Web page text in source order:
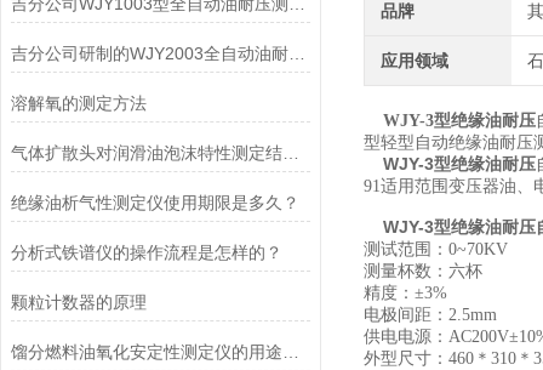
吉分公司研制的WJY2003全自动油耐压测定仪
溶解氧的测定方法
气体扩散头对润滑油泡沫特性测定结果的影响
绝缘油析气性测定仪使用期限是多久？
分析式铁谱仪的操作流程是怎样的？
颗粒计数器的原理
品牌
应用领域
WJY-3型绝缘油耐压
型轻型自动绝缘油耐压
WJY-3型绝缘油耐压
91适用范围变压器油、
WJY-3型绝缘油耐压
测试范围：0~70KV
测量杯数：六杯
精度：±3%
电极间距：2.5mm
供电电源：
外型尺寸：460＊310＊